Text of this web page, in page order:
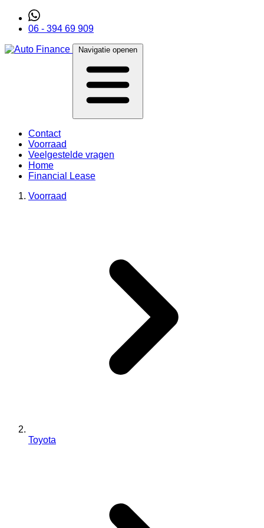
06 - 394 69 909
Navigatie openen
Contact
Voorraad
Veelgestelde vragen
Home
Financial Lease
Voorraad
Toyota